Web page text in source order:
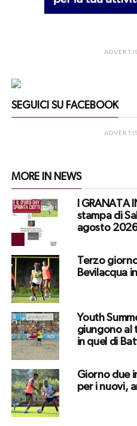
SEGUICI SU FACEBOOK
MORE IN NEWS
I GRANATA
stampa di
agosto
Terzo
Bevilacqua
Youth
giungono al
in quel di
Giorno due
per i nuovi,